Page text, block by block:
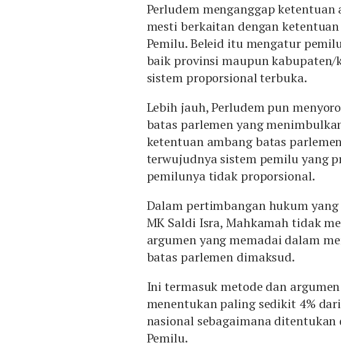
Perludem menganggap
mesti berkaitan dengan
Pemilu. Beleid itu mengatur
baik provinsi maupun
sistem proporsional terbuka.
Lebih jauh, Perludem pun
batas parlemen yang
ketentuan ambang batas
terwujudnya sistem pemilu yang
pemilunya tidak proporsional.
Dalam pertimbangan hukum
MK Saldi Isra, Mahkamah tidak
argumen yang memadai dalam
batas parlemen dimaksud.
Ini termasuk metode dan
menentukan paling sedikit 4%
nasional sebagaimana ditentukan
Pemilu.